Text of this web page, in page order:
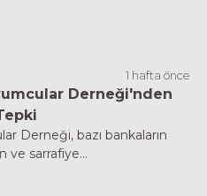
1 hafta önce
Derneği'nden
Derneği, bazı bankaların
ve sarrafiye...